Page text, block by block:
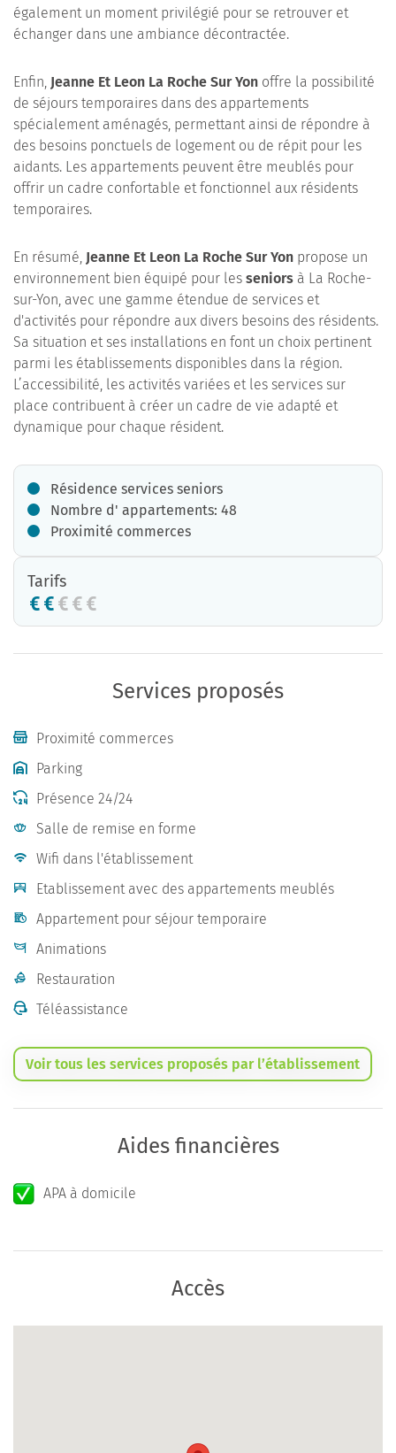
également un moment privilégié pour se retrouver et
échanger dans une ambiance décontractée.
Enfin, Jeanne Et Leon La Roche Sur Yon offre la possibilité
de séjours temporaires dans des appartements
spécialement aménagés, permettant ainsi de répondre à
des besoins ponctuels de logement ou de répit pour les
aidants. Les appartements peuvent être meublés pour
offrir un cadre confortable et fonctionnel aux résidents
temporaires.
En résumé, Jeanne Et Leon La Roche Sur Yon propose un
environnement bien équipé pour les seniors à La Roche-
sur-Yon, avec une gamme étendue de services et
d'activités pour répondre aux divers besoins des résidents.
Sa situation et ses installations en font un choix pertinent
parmi les établissements disponibles dans la région.
L’accessibilité, les activités variées et les services sur
place contribuent à créer un cadre de vie adapté et
dynamique pour chaque résident.
Résidence services seniors
Nombre d' appartements: 48
Proximité commerces
Tarifs
Services proposés
Proximité commerces
Parking
Présence 24/24
Salle de remise en forme
Wifi dans l'établissement
Etablissement avec des appartements meublés
Appartement pour séjour temporaire
Animations
Restauration
Téléassistance
Voir tous les services proposés par l’établissement
Aides financières
APA à domicile
Accès